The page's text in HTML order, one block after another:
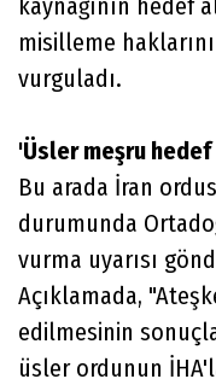
misilleme
vurguladı.
'Üsler meşru
Bu arada İran
durumunda
vurma uyarısı
Açıklamada,
edilmesinin
üsler ordunun